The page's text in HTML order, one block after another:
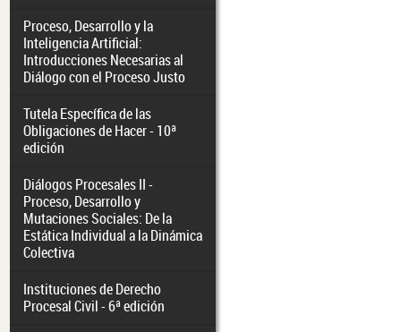
Proceso, Desarrollo y la
Inteligencia Artificial:
Introducciones Necesarias al
Diálogo con el Proceso Justo
Tutela Específica de las
Obligaciones de Hacer - 10ª
edición
Diálogos Procesales II -
Proceso, Desarrollo y
Mutaciones Sociales: De la
Estática Individual a la Dinámica
Colectiva
Instituciones de Derecho
Procesal Civil - 6ª edición